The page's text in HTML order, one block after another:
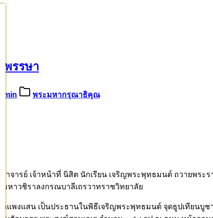
พรรษา
พระมหากรุณาธิคุณ
จารย์ เจ้าหน้าที่ นิสิต นักเรียน เจริญพระพุทธมนต์ ถวายพร
หาวชิราลงกรณบาลีเถรวาทราชวิทยาลัย
ำแพงแสน เป็นประธานในพิธีเจริญพระพุทธมนต์ จุดธูปเทียนบู